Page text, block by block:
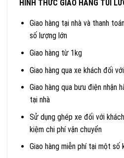
HÌNH THỨC GIAO HÀNG TÚI
Giao hàng tại nhà và thanh
số lượng lớn
Giao hàng từ 1kg
Giao hàng qua xe khách đối
Giao hàng qua bưu điện nhận
tại nhà
Sử dụng ghép xe đối với
kiệm chi phí vận chuyển
Giao hàng miễn phí tại một số